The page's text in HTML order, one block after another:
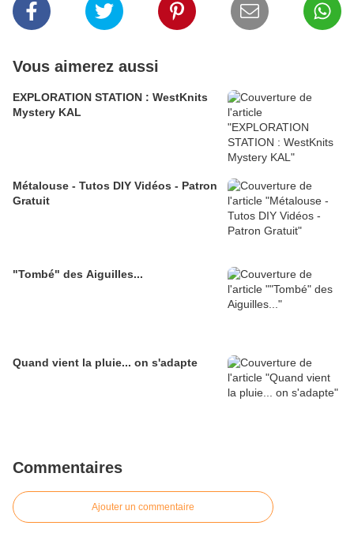
Vous aimerez aussi
EXPLORATION STATION : WestKnits
Mystery KAL
Métalouse - Tutos DIY Vidéos - Patron
Gratuit
"Tombé" des Aiguilles...
Quand vient la pluie... on s'adapte
Commentaires
Ajouter un commentaire